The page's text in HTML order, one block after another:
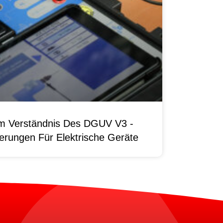
Verständnis Des DGUV V3 -
Für Elektrische Geräte